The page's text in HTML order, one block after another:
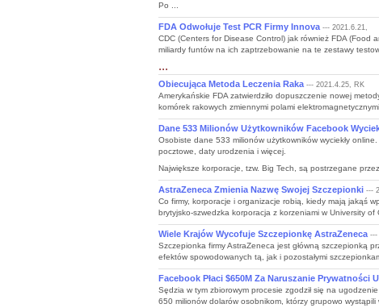
Po ...
FDA Odwołuje Test PCR Firmy Innova--- 2021.6.21,
CDC (Centers for Disease Control) jak również FDA (Food
miliardy funtów na ich zaptrzebowanie na te zestawy
...
Obiecująca Metoda Leczenia Raka--- 2021.4.25, RK
Amerykańskie FDA zatwierdziło dopuszczenie nowej
komórek rakowych zmiennymi polami
Dane 533 Milionów Użytkowników Facebook
Osobiste dane 533 milionów użytkowników wyciekły
pocztowe, daty urodzenia i więcej.
Największe korporacje, tzw. Big Tech, są postrzegane
AstraZeneca Zmienia Nazwę Swojej Szczepionki ---
Co firmy, korporacje i organizacje robią, kiedy mają jakąś
brytyjsko-szwedzka korporacja z korzeniami w University
Wiele Krajów Wycofuje Szczepionkę AstraZeneca---
Szczepionka firmy AstraZeneca jest główną szczepionką
efektów spowodowanych tą, jak i pozostałymi
Facebook Płaci $650M Za Naruszanie Prywatności
Sędzia w tym zbiorowym procesie zgodził się na
650 milionów dolarów osobnikom, którzy grupowo